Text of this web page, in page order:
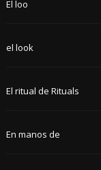
El loo
el look
El ritual de Rituals
En manos de